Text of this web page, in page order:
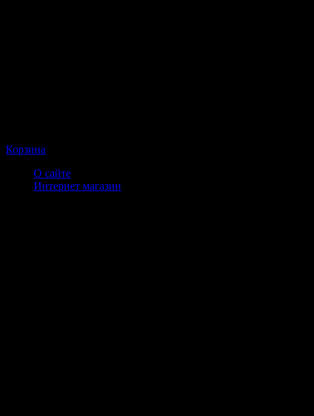
Корзина
О сайте
Интернет магазин